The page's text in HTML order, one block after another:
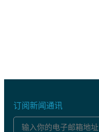
订阅新闻通讯